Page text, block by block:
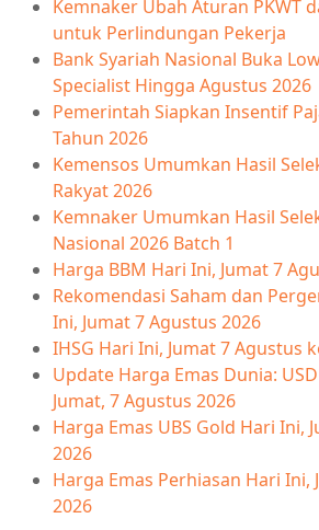
Kemnaker Ubah Aturan PKWT
untuk Perlindungan Pekerja
Bank Syariah Nasional Buka
Specialist Hingga Agustus 2026
Pemerintah Siapkan Insentif
Tahun 2026
Kemensos Umumkan Hasil
Rakyat 2026
Kemnaker Umumkan Hasil
Nasional 2026 Batch 1
Harga BBM Hari Ini, Jumat 7
Rekomendasi Saham dan
Ini, Jumat 7 Agustus 2026
IHSG Hari Ini, Jumat 7 Agustus
Update Harga Emas Dunia:
Jumat, 7 Agustus 2026
Harga Emas UBS Gold Hari Ini,
2026
Harga Emas Perhiasan Hari Ini,
2026